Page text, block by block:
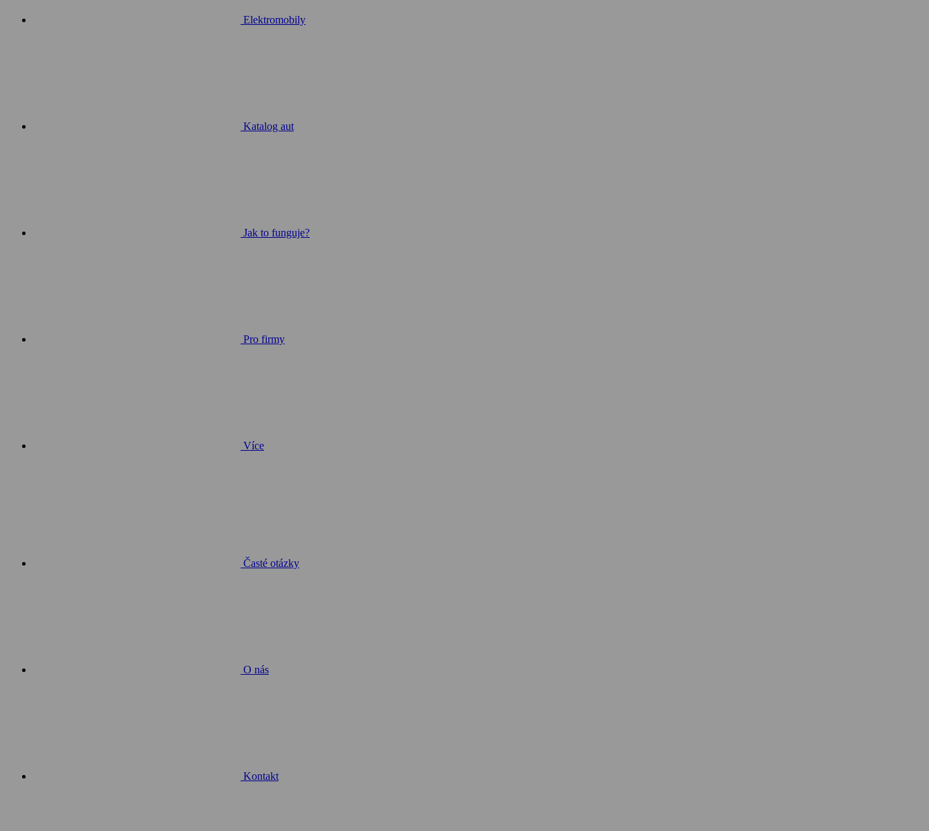
Elektromobily
Katalog aut
Jak to funguje?
Pro firmy
Více
Časté otázky
O nás
Kontakt